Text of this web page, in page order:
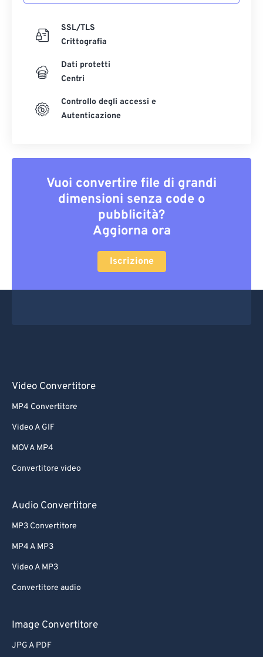
SSL/TLS
Crittografia
Dati protetti
Centri
Controllo degli accessi e
Autenticazione
Vuoi convertire file di grandi
dimensioni senza code o
pubblicità?
Aggiorna ora
Iscrizione
Video Convertitore
MP4 Convertitore
Video A GIF
MOV A MP4
Convertitore video
Audio Convertitore
MP3 Convertitore
MP4 A MP3
Video A MP3
Convertitore audio
Image Convertitore
JPG A PDF